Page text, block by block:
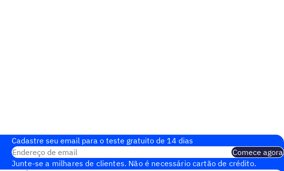
Cadastre seu email para o teste gratuito de 14 dias
Endereço de email
Comece agora
Junte-se a milhares de clientes. Não é necessário cartão de crédito.